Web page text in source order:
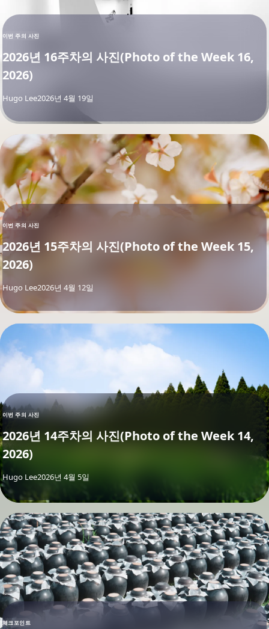
이번 주의 사진
2026년 16주차의 사진(Photo of the Week 16,
2026)
By
Hugo Lee2026년 4월 19일
이번 주의 사진
2026년 15주차의 사진(Photo of the Week 15,
2026)
By
Hugo Lee2026년 4월 12일
이번 주의 사진
2026년 14주차의 사진(Photo of the Week 14,
2026)
By
Hugo Lee2026년 4월 5일
체크포인트